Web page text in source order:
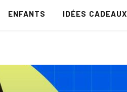
ENFANTS IDÉES CADEAUX